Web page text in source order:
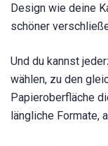
Design wie deine
schöner
Und du kannst
wählen, zu den
Papieroberfläche
längliche Formate,